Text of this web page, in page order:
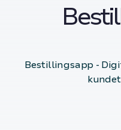
Bestillingsapp -